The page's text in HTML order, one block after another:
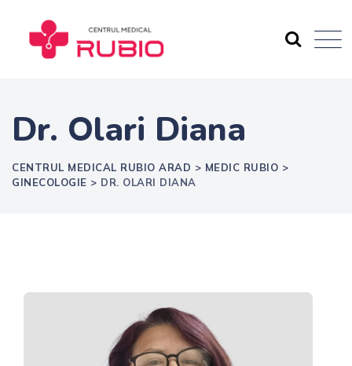
content
Dr. Olari Diana
CENTRUL MEDICAL RUBIO ARAD > MEDIC RUBIO >
GINECOLOGIE > DR. OLARI DIANA